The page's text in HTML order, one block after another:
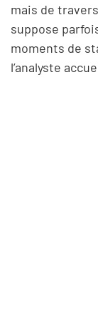
mais de
suppose
moments de
l’analyste